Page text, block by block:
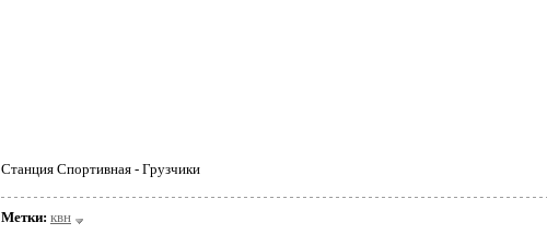
Станция Спортивная - Грузчики
Метки: квн